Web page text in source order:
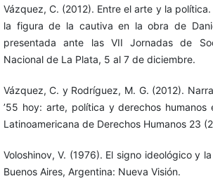
Vázquez, C. (2012). Entre el arte y la
la figura de la cautiva en la obra de
presentada ante las VII Jornadas de
Nacional de La Plata, 5 al 7 de diciembre.
Vázquez, C. y Rodríguez, M. G. (2012).
’55 hoy: arte, política y derechos humanos
Latinoamericana de Derechos Humanos 23
Voloshinov, V. (1976). El signo ideológico y
Buenos Aires, Argentina: Nueva Visión.